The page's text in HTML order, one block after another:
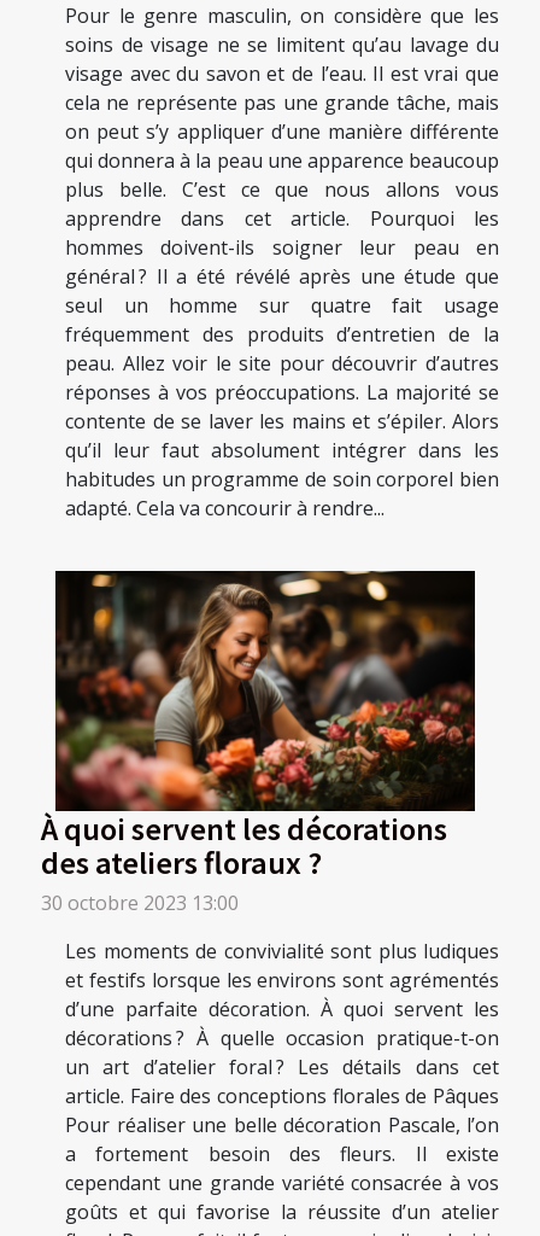
Pour le genre masculin, on considère que les
soins de visage ne se limitent qu’au lavage du
visage avec du savon et de l’eau. Il est vrai que
cela ne représente pas une grande tâche, mais
on peut s’y appliquer d’une manière différente
qui donnera à la peau une apparence beaucoup
plus belle. C’est ce que nous allons vous
apprendre dans cet article. Pourquoi les
hommes doivent-ils soigner leur peau en
général ? Il a été révélé après une étude que
seul un homme sur quatre fait usage
fréquemment des produits d’entretien de la
peau. Allez voir le site pour découvrir d’autres
réponses à vos préoccupations. La majorité se
contente de se laver les mains et s’épiler. Alors
qu’il leur faut absolument intégrer dans les
habitudes un programme de soin corporel bien
adapté. Cela va concourir à rendre...
À quoi servent les décorations
des ateliers floraux ?
30 octobre 2023 13:00
Les moments de convivialité sont plus ludiques
et festifs lorsque les environs sont agrémentés
d’une parfaite décoration. À quoi servent les
décorations ? À quelle occasion pratique-t-on
un art d’atelier foral ? Les détails dans cet
article. Faire des conceptions florales de Pâques
Pour réaliser une belle décoration Pascale, l’on
a fortement besoin des fleurs. Il existe
cependant une grande variété consacrée à vos
goûts et qui favorise la réussite d’un atelier